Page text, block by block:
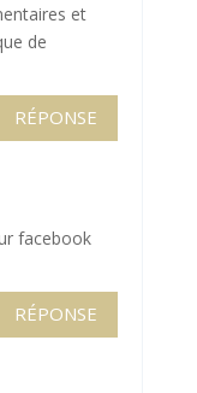
et
de
RÉPONSE
facebook
RÉPONSE